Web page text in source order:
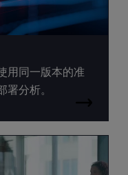
用同一版本的准
分析。